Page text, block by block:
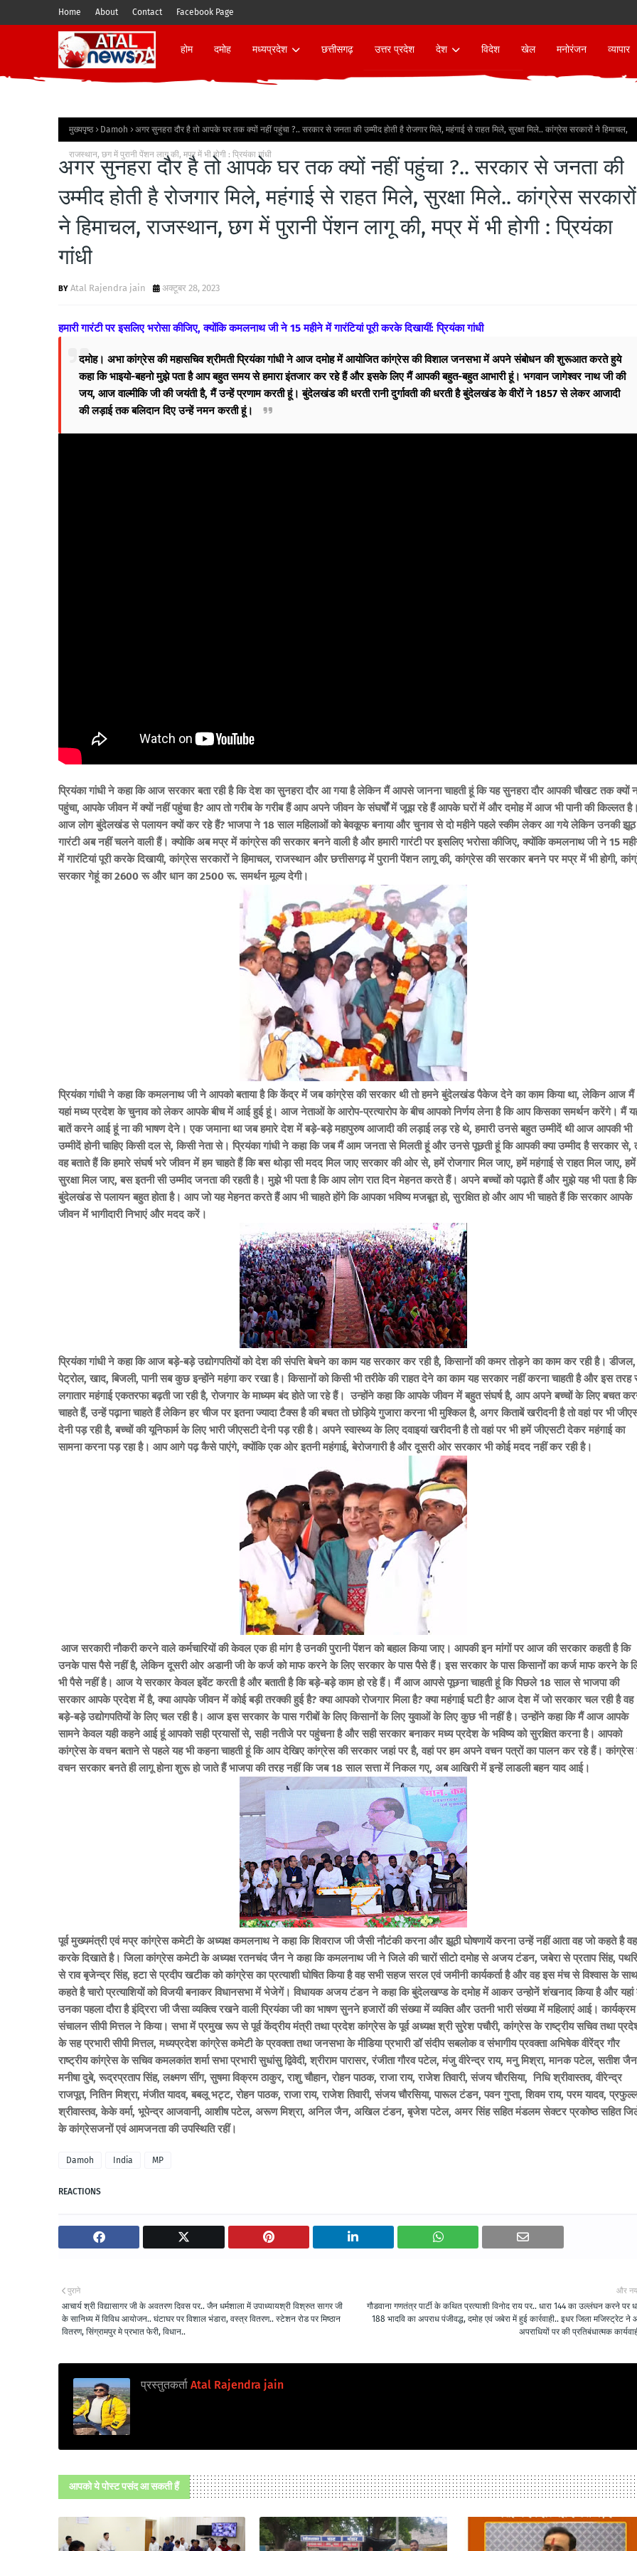
Home About Contact Facebook Page
होम दमोह मध्यप्रदेश छत्तीसगढ़ उत्तर प्रदेश देश विदेश खेल मनोरंजन व्यापार
मुख्यपृष्ठ Damoh अगर सुनहरा दौर है तो आपके घर तक क्यों नहीं पहुंचा ?.. सरकार से जनता की उम्मीद होती है रोजगार मिले, महंगाई से राहत मिले, सुरक्षा मिले.. कांग्रेस सरकारों ने हिमाचल,
राजस्थान, छग में पुरानी पेंशन लागू की, मप्र में भी होगी : प्रियंका गांधी
अगर सुनहरा दौर है तो आपके घर तक क्यों नहीं पहुंचा ?.. सरकार से जनता की
उम्मीद होती है रोजगार मिले, महंगाई से राहत मिले, सुरक्षा मिले.. कांग्रेस सरकारों
ने हिमाचल, राजस्थान, छग में पुरानी पेंशन लागू की, मप्र में भी होगी : प्रियंका
गांधी
Atal Rajendra jain अक्टूबर 28, 2023
हमारी गारंटी पर इसलिए भरोसा कीजिए, क्योंकि कमलनाथ जी ने 15 महीने में गारंटियां पूरी करके दिखायीं: प्रियंका गांधी
दमोह। अभा कांग्रेस की महासचिव श्रीमती प्रियंका गांधी ने आज दमोह में आयोजित कांग्रेस की विशाल जनसभा में अपने संबोधन की शुरूआत करते हुये
कहा कि भाइयो-बहनो मुझे पता है आप बहुत समय से हमारा इंतजार कर रहे हैं और इसके लिए मैं आपकी बहुत-बहुत आभारी हूं। भगवान जागेश्वर नाथ जी की
जय, आज वाल्मीकि जी की जयंती है, मैं उन्हें प्रणाम करती हूं। बुंदेलखंड की धरती रानी दुर्गावती की धरती है बुंदेलखंड के वीरों ने 1857 से लेकर आजादी
की लड़ाई तक बलिदान दिए उन्हें नमन करती हूं।
प्रियंका गांधी ने कहा कि आज सरकार बता रही है कि देश का सुनहरा दौर आ गया है लेकिन मैं आपसे जानना चाहती हूं कि यह सुनहरा दौर आपकी चौखट तक क्यों
पहुंचा, आपके जीवन में क्यों नहीं पहुंचा है? आप तो गरीब के गरीब हैं आप अपने जीवन के संघर्षों में जूझ रहे हैं आपके घरों में और दमोह में आज भी पानी की किल्लत है।
आज लोग बुंदेलखंड से पलायन क्यों कर रहे हैं? भाजपा ने 18 साल महिलाओं को बेवकूफ बनाया और चुनाव से दो महीने पहले स्कीम लेकर आ गये लेकिन उनकी झूठ
गारंटी अब नहीं चलने वाली हैं। क्योकि अब मप्र में कांग्रेस की सरकार बनने वाली है और हमारी गारंटी पर इसलिए भरोसा कीजिए, क्योंकि कमलनाथ जी ने 15
में गारंटियां पूरी करके दिखायी, कांग्रेस सरकारों ने हिमाचल, राजस्थान और छत्तीसगढ़ में पुरानी पेंशन लागू की, कांग्रेस की सरकार बनने पर मप्र में भी होगी,
सरकार गेहूं का 2600 रू और धान का 2500 रू. समर्थन मूल्य देगी।
प्रियंका गांधी ने कहा कि कमलनाथ जी ने आपको बताया है कि केंद्र में जब कांग्रेस की सरकार थी तो हमने बुंदेलखंड पैकेज देने का काम किया था, लेकिन आज मैं
यहां मध्य प्रदेश के चुनाव को लेकर आपके बीच में आई हुई हूं। आज नेताओं के आरोप-प्रत्यारोप के बीच आपको निर्णय लेना है कि आप किसका समर्थन करेंगे। मैं
बातें करने आई हूं ना की भाषण देने। एक जमाना था जब हमारे देश में बड़े-बड़े महापुरुष आजादी की लड़ाई लड़ रहे थे, हमारी उनसे बहुत उम्मीदें थी आज आपकी भी
उम्मीदें होनी चाहिए किसी दल से, किसी नेता से। प्रियंका गांधी ने कहा कि जब मैं आम जनता से मिलती हूं और उनसे पूछती हूं कि आपकी क्या उम्मीद है सरकार से,
वह बताते हैं कि हमारे संघर्ष भरे जीवन में हम चाहते हैं कि बस थोड़ा सी मदद मिल जाए सरकार की ओर से, हमें रोजगार मिल जाए, हमें महंगाई से राहत मिल जाए, हमें
सुरक्षा मिल जाए, बस इतनी सी उम्मीद जनता की रहती है। मुझे भी पता है कि आप लोग रात दिन मेहनत करते हैं। अपने बच्चों को पढ़ाते हैं और मुझे यह भी पता है कि
बुंदेलखंड से पलायन बहुत होता है। आप जो यह मेहनत करते हैं आप भी चाहते होंगे कि आपका भविष्य मजबूत हो, सुरक्षित हो और आप भी चाहते हैं कि सरकार आपके
जीवन में भागीदारी निभाएं और मदद करें।
प्रियंका गांधी ने कहा कि आज बड़े-बड़े उद्योगपतियों को देश की संपत्ति बेचने का काम यह सरकार कर रही है, किसानों की कमर तोड़ने का काम कर रही है। डीजल,
पेट्रोल, खाद, बिजली, पानी सब कुछ इन्होंने महंगा कर रखा है। किसानों को किसी भी तरीके की राहत देने का काम यह सरकार नहीं करना चाहती है और इस तरह
लगातार महंगाई एकतरफा बढ़ती जा रही है, रोजगार के माध्यम बंद होते जा रहे हैं। उन्होंने कहा कि आपके जीवन में बहुत संघर्ष है, आप अपने बच्चों के लिए बचत
चाहते हैं, उन्हें पढ़ाना चाहते हैं लेकिन हर चीज पर इतना ज्यादा टैक्स है की बचत तो छोड़िये गुजारा करना भी मुश्किल है, अगर किताबें खरीदनी है तो वहां पर भी
देनी पड़ रही है, बच्चों की यूनिफार्म के लिए भारी जीएसटी देनी पड़ रही है। अपने स्वास्थ्य के लिए दवाइयां खरीदनी है तो वहां पर भी हमें जीएसटी देकर महंगाई का
सामना करना पड़ रहा है। आप आगे पढ़ कैसे पाएंगे, क्योंकि एक ओर इतनी महंगाई, बेरोजगारी है और दूसरी ओर सरकार भी कोई मदद नहीं कर रही है।
आज सरकारी नौकरी करने वाले कर्मचारियों की केवल एक ही मांग है उनकी पुरानी पेंशन को बहाल किया जाए। आपकी इन मांगों पर आज की सरकार कहती है कि
उनके पास पैसे नहीं है, लेकिन दूसरी ओर अडानी जी के कर्ज को माफ करने के लिए सरकार के पास पैसे हैं। इस सरकार के पास किसानों का कर्ज माफ करने के
भी पैसे नहीं है। आज ये सरकार केवल इवेंट करती है और बताती है कि बड़े-बड़े काम हो रहे हैं। मैं आज आपसे पूछना चाहती हूं कि पिछले 18 साल से भाजपा की
सरकार आपके प्रदेश में है, क्या आपके जीवन में कोई बड़ी तरक्की हुई है? क्या आपको रोजगार मिला है? क्या महंगाई घटी है? आज देश में जो सरकार चल रही है वह
बड़े-बड़े उद्योगपतियों के लिए चल रही है। आज इस सरकार के पास गरीबों के लिए किसानों के लिए युवाओं के लिए कुछ भी नहीं है। उन्होंने कहा कि मैं आज आपके
सामने केवल यही कहने आई हूं आपको सही प्रयासों से, सही नतीजे पर पहुंचना है और सही सरकार बनाकर मध्य प्रदेश के भविष्य को सुरक्षित करना है। आपको
कांग्रेस के वचन बताने से पहले यह भी कहना चाहती हूं कि आप देखिए कांग्रेस की सरकार जहां पर है, वहां पर हम अपने वचन पत्रों का पालन कर रहे हैं।
वचन सरकार बनते ही लागू होना शुरू हो जाते हैं भाजपा की तरह नहीं कि जब 18 साल सत्ता में निकल गए, अब आखिरी में इन्हें लाडली बहन याद आई।
पूर्व मुख्यमंत्री एवं मप्र कांग्रेस कमेटी के अध्यक्ष कमलनाथ ने कहा कि शिवराज जी जैसी नौटंकी करना और झूठी घोषणायें करना उन्हें नहीं आता वह जो कहते है वह
करके दिखाते है। जिला कांग्रेस कमेटी के अध्यक्ष रतनचंद जैन ने कहा कि कमलनाथ जी ने जिले की चारों सीटो दमोह से अजय टंडन, जबेरा से प्रताप सिंह,
से राव बृजेन्द्र सिंह, हटा से प्रदीप खटीक को कांग्रेस का प्रत्याशी घोषित किया है वह सभी सहज सरल एवं जमीनी कार्यकर्ता है और वह इस मंच से विश्वास के साथ
कहते है चारो प्रत्याशियों को विजयी बनाकर विधानसभा में भेजेगें। विधायक अजय टंडन ने कहा कि बुंदेलखण्ड के दमोह में आकर उन्होनें शंखनाद किया है और यहां
उनका पहला दौरा है इंद्रिरा जी जैसा व्यक्त्वि रखने वाली प्रियंका जी का भाषण सुनने हजारों की संख्या में व्यक्ति और उतनी भारी संख्या में महिलाएं आई।
संचालन सीपी मित्तल ने किया। सभा में प्रमुख रूप से पूर्व केंद्रीय मंत्री तथा प्रदेश कांग्रेस के पूर्व अध्यक्ष श्री सुरेश पचौरी, कांग्रेस के राष्ट्रीय सचिव तथा
के सह प्रभारी सीपी मित्तल, मध्यप्रदेश कांग्रेस कमेटी के प्रवक्ता तथा जनसभा के मीडिया प्रभारी डॉ संदीप सबलोक व संभागीय प्रवक्ता अभिषेक वीरेंद्र गौर
राष्ट्रीय कांग्रेस के सचिव कमलकांत शर्मा सभा प्रभारी सुधांसु द्विवेदी, श्रीराम पारासर, रंजीता गौरव पटेल, मंजु वीरेन्द्र राय, मनु मिश्रा, मानक पटेल, सतीश
मनीषा दुबे, रूद्रप्रताप सिंह, लक्ष्मण सींग, सुषमा विक्रम ठाकुर, राशु चौहान, रोहन पाठक, राजा राय, राजेश तिवारी, संजय चौरसिया, निधि श्रीवास्तव, वीरेन्द्र
राजपूत, नितिन मिश्रा, मंजीत यादव, बबलू भट्ट, रोहन पाठक, राजा राय, राजेश तिवारी, संजय चौरसिया, पारूल टंडन, पवन गुप्ता, शिवम राय, परम यादव,
श्रीवास्तव, केके वर्मा, भूपेन्द्र आजवानी, आशीष पटेल, अरूण मिश्रा, अनिल जैन, अखिल टंडन, बृजेश पटेल, अमर सिंह सहित मंडलम सेक्टर प्रकोष्ठ सहित
के कांग्रेसजनों एवं आमजनता की उपस्थिति रहीं।
Damoh India MP
REACTIONS
और
गौडवाना गणतंत्र पार्टी के कथित प्रत्याशी विनोद राय पर.. धारा 144 का उल्लंघन करने पर
188 भादवि का अपराध पंजीवद्ध, दमोह एवं जबेरा में हुई कार्रवाही.. इधर जिला मजिस्ट्रेट ने
अपराधियों पर की प्रतिबंधात्मक
पुराने
आचार्य श्री विद्यासागर जी के अवतरण दिवस पर.. जैन धर्मशाला में उपाध्यायश्री विश्रुत सागर जी
के सानिध्य में विविध आयोजन.. घंटाघर पर विशाल भंडारा, वस्त्र वितरण.. स्टेशन रोड पर मिष्ठान
वितरण, सिंग्रामपुर मे प्रभात फेरी, विधान..
प्रस्तुतकर्ता Atal Rajendra jain
आपको ये पोस्ट पसंद आ सकती हैं